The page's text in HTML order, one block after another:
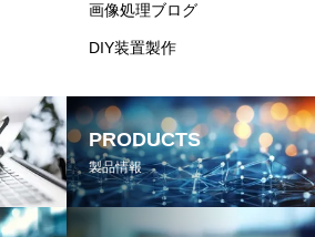
画像処理ブログ
DIY装置製作
PRODUCTS
製品情報